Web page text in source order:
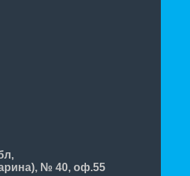
№ 40, оф.55